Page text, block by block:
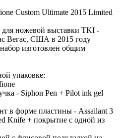
Custom Ultimate 2015 Limited
ножевой выставки TKI -
Вегас, США в 2015 году
изготовлен общим
упаковке:
- Siphon Pen + Pilot ink gel
в форме пластины - Assailant 3
Knife + покрытие с одной из